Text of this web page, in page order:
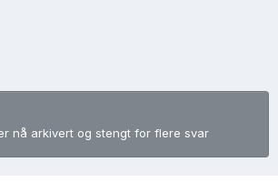
nå arkivert og stengt for flere svar